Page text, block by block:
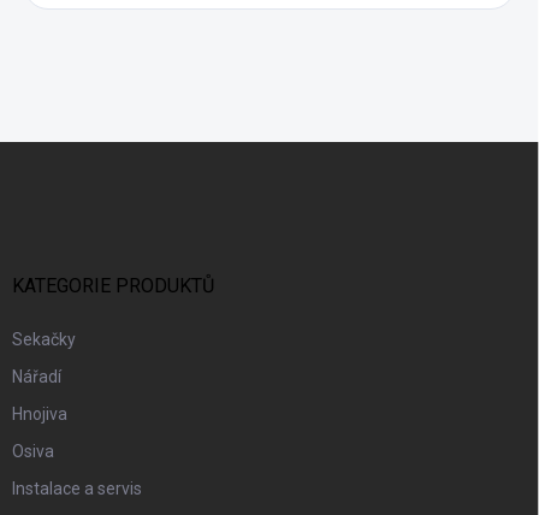
KATEGORIE PRODUKTŮ
Sekačky
Nářadí
Hnojiva
Osiva
Instalace a servis